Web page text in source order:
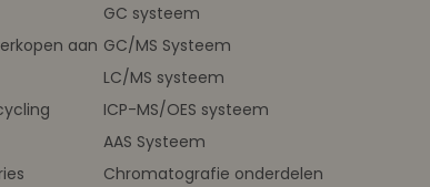
aan
GC systeem
GC/MS Systeem
LC/MS systeem
ICP-MS/OES systeem
AAS Systeem
Chromatografie onderdelen